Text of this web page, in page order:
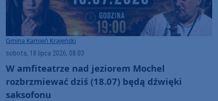
Gmina Kamień Krajeński
sobota, 18 lipca 2026, 08:03
W amfiteatrze nad jeziorem Mochel
rozbrzmiewać dziś (18.07) będą dźwięki
saksofonu